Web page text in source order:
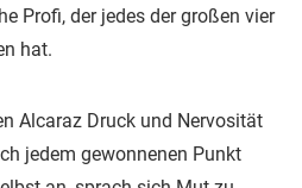
Profi, der jedes der großen vier
hat.
Alcaraz Druck und Nervosität
jedem gewonnenen Punkt